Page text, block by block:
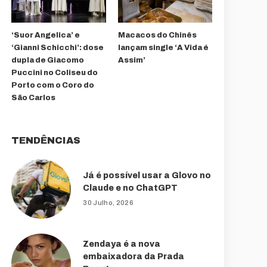
‘Suor Angelica’ e
‘Gianni Schicchi’: dose
dupla de Giacomo
Puccini no Coliseu do
Porto com o Coro do
São Carlos
Macacos do Chinês
lançam single ‘A Vida é
Assim’
TENDÊNCIAS
Já é possível usar a Glovo no
Claude e no ChatGPT
30 Julho, 2026
Zendaya é a nova
embaixadora da Prada